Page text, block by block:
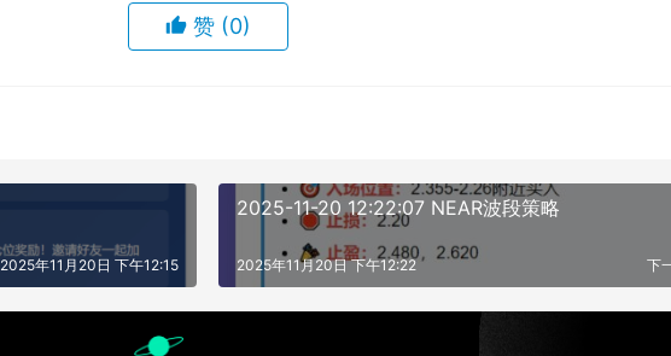
赞 (0)
2025年11月20日 下午12:15
2025-11-20 12:22:07 NEAR波段策略
下
2025年11月20日 下午12:22